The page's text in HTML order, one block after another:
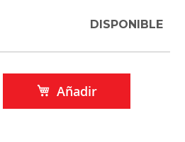
DISPONIBLE
Añadir